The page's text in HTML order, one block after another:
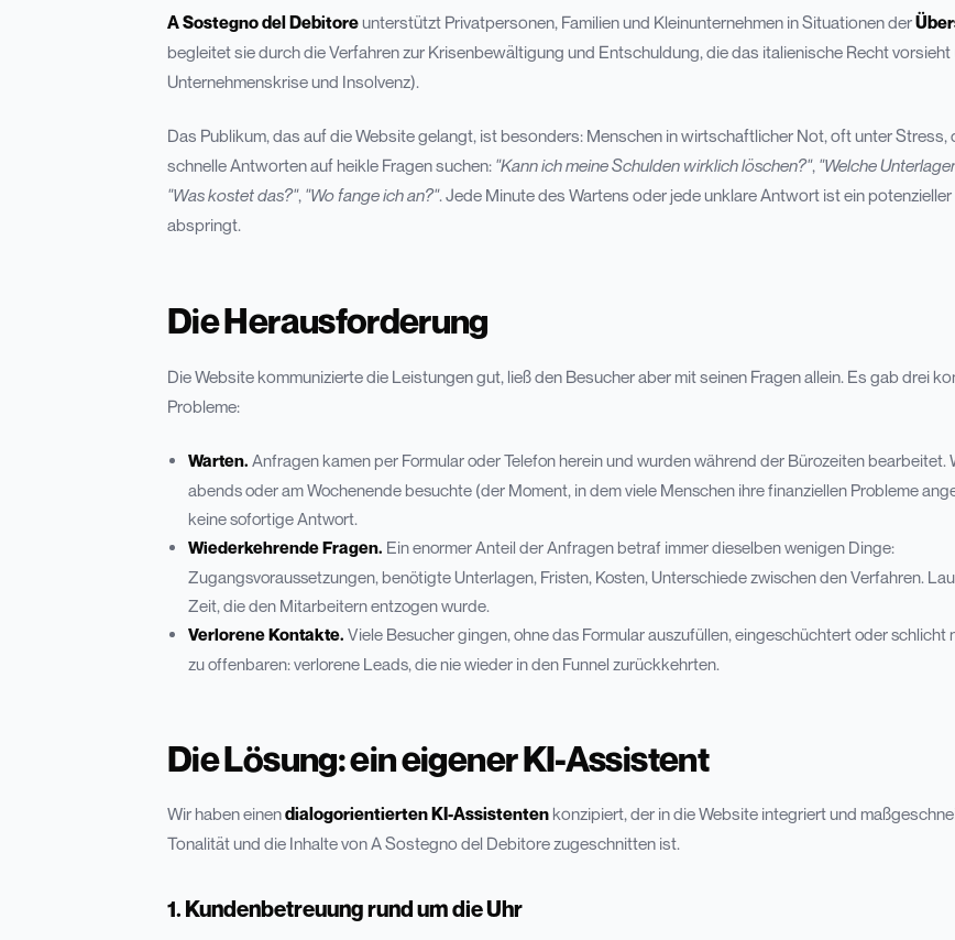
A Sostegno del Debitoreunterstützt Privatpersonen, Familien und Kleinunternehmen in Situationen der
begleitet sie durch die Verfahren zur Krisenbewältigung und Entschuldung, die das italienische Recht
Unternehmenskrise und Insolvenz).
Das Publikum, das auf die Website gelangt, ist besonders: Menschen in wirtschaftlicher Not, oft unter Stress,
schnelle Antworten auf heikle Fragen suchen: "Kann ich meine Schulden wirklich löschen?", "Welche
"Was kostet das?", "Wo fange ich an?". Jede Minute des Wartens oder jede unklare Antwort ist ein
abspringt.
Die Herausforderung
Die Website kommunizierte die Leistungen gut, ließ den Besucher aber mit seinen Fragen allein. Es gab drei
Probleme:
Warten. Anfragen kamen per Formular oder Telefon herein und wurden während der Bürozeiten bearbeitet.
abends oder am Wochenende besuchte (der Moment, in dem viele Menschen ihre finanziellen Probleme
keine sofortige Antwort.
Wiederkehrende Fragen. Ein enormer Anteil der Anfragen betraf immer dieselben wenigen Dinge:
Zugangsvoraussetzungen, benötigte Unterlagen, Fristen, Kosten, Unterschiede zwischen den Verfahren.
Zeit, die den Mitarbeitern entzogen wurde.
Verlorene Kontakte. Viele Besucher gingen, ohne das Formular auszufüllen, eingeschüchtert oder schlicht
zu offenbaren: verlorene Leads, die nie wieder in den Funnel zurückkehrten.
Die Lösung: ein eigener KI-Assistent
Wir haben einendialogorientierten KI-Assistenten konzipiert, der in die Website integriert und
Tonalität und die Inhalte von A Sostegno del Debitore zugeschnitten ist.
1. Kundenbetreuung rund um die Uhr